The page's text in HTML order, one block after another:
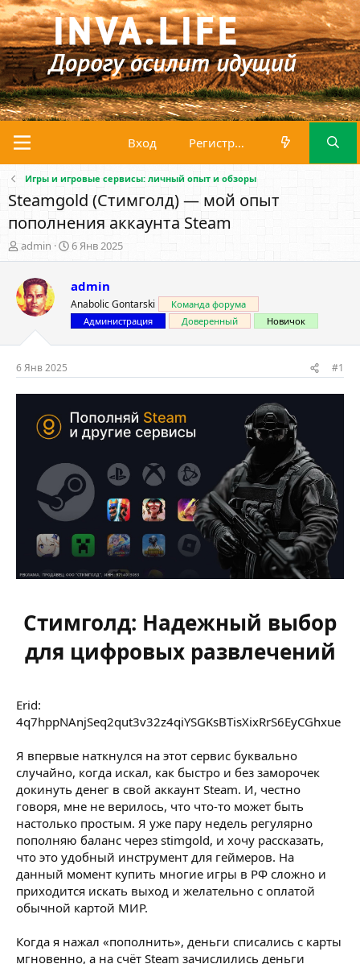
Вход Регистрация
Игры и игровые сервисы: личный опыт и обзоры
Steamgold (Стимголд) — мой опыт
пополнения аккаунта Steam
А
в
о
р
т
м
ы
admin
Д
а
а
н
а
ч
а
а
6 Янв 2025
admin
Anabolic Gontarski
Команда форума
Администрация
Доверенный Новичок
6 Янв 2025 #1
Стимголд: Надежный выбор
для цифровых развлечений
Erid:
4q7hppNAnjSeq2qut3v32z4qiYSGKsBTisXixRrS6EyCGhxue
Я впервые наткнулся на этот сервис буквально
случайно, когда искал, как быстро и без заморочек
докинуть денег в свой аккаунт Steam. И, честно
говоря, мне не верилось, что что-то может быть
настолько простым. Я уже пару недель регулярно
пополняю баланс через stimgold, и хочу рассказать,
что это удобный инструмент для геймеров. На
данный момент купить многие игры в РФ сложно и
приходится искать выход и желательно с оплатой
обычной картой МИР.
Когда я нажал «пополнить», деньги списались с карты
мгновенно, а на счёт Steam зачислились деньги